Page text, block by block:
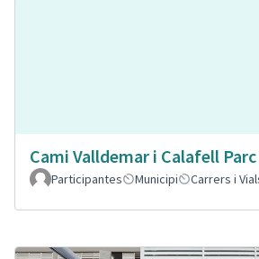
Cami Valldemar i Calafell Parc
Participantes
Municipi Carrers i